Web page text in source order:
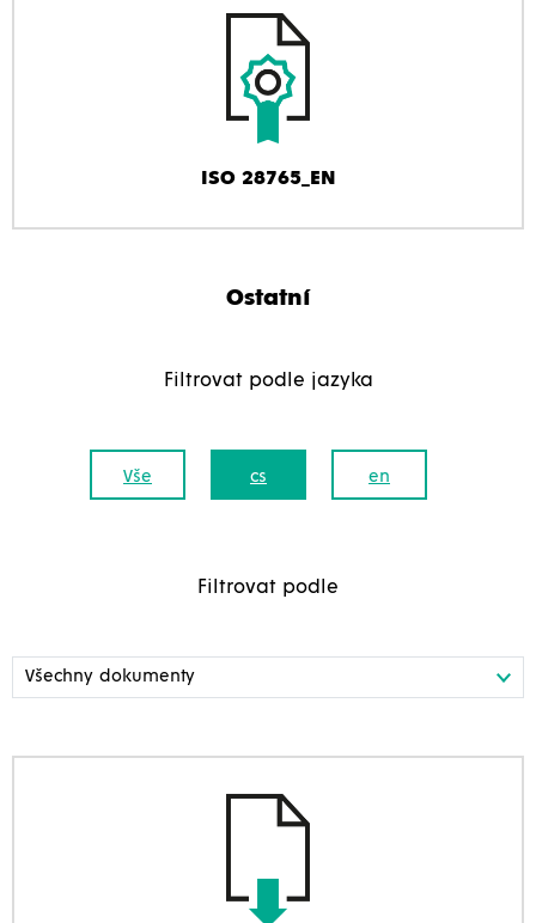
ISO 28765_EN
Ostatní
Filtrovat podle jazyka
Vše cs en
Filtrovat podle